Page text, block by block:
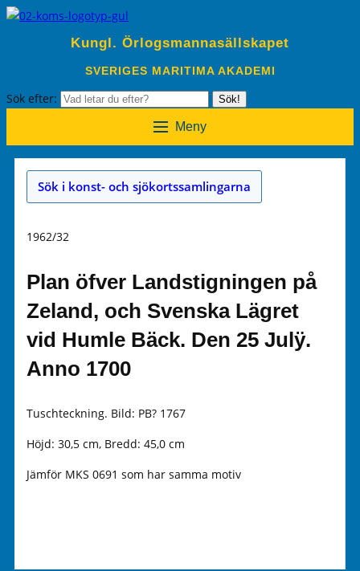
Kungl. Örlogsmannasällskapet
SVERIGES MARITIMA AKADEMI
Sök efter: Sök!
Meny
Sök i konst- och sjökortssamlingarna
1962/32
Plan öfver Landstigningen på
Zeland, och Svenska Lägret
vid Humle Bäck. Den 25 Julÿ.
Anno 1700
Tuschteckning. Bild: PB? 1767
Höjd: 30,5 cm, Bredd: 45,0 cm
Jämför MKS 0691 som har samma motiv